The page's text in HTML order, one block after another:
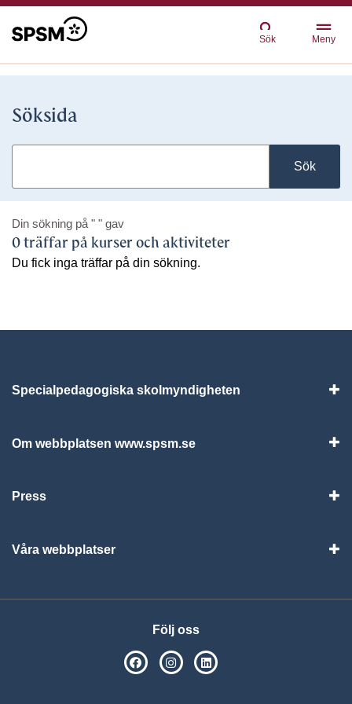
Sök Meny
Söksida
Sök
Din sökning på " " gav
0 träffar på kurser och aktiviteter
Du fick inga träffar på din sökning.
Specialpedagogiska skolmyndigheten
Om webbplatsen www.spsm.se
Press
Våra webbplatser
Följ oss
SPSM på Facebook
SPSM på Instagram